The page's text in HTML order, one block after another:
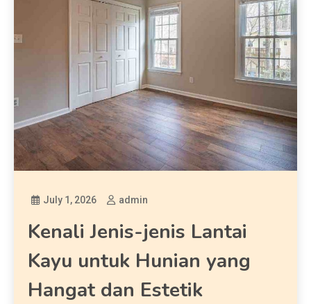
July 1, 2026 admin
Kenali Jenis-jenis Lantai
Kayu untuk Hunian yang
Hangat dan Estetik